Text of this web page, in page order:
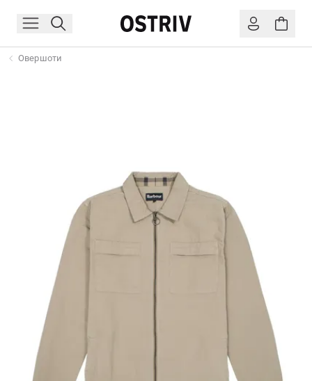
Овершоти